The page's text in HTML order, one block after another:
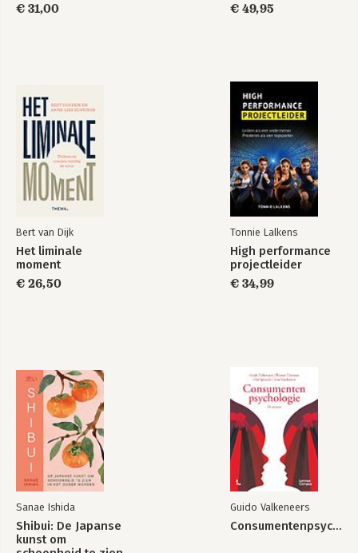
€ 31,00
€ 49,95
Bert van Dijk
Het liminale
moment
€ 26,50
Tonnie Lalkens
High performance
projectleider
€ 34,99
Sanae Ishida
Shibui: De Japanse
kunst om
Guido Valkeneers
Consumentenpsychologie